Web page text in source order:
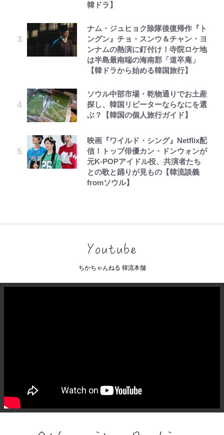
韓ドラ】
ナム・ジュヒョク除隊後復帰作『ト
ングン』チョ・スンウ＆チャン・ヨ
ンナムの熱演に釘付け！寺院ロケ地
は半島最南端の海南郡「道卒庵」
【韓ドラから始める韓国旅行】
ソウル中部市場・乾物通りでお土産
探し、韓国リピーターならなにを選
ぶ？【韓国の個人旅行ガイド】
映画『ワイルド・シング』Netflix配
信！トップ俳優カン・ドンウォンが
元K-POPアイドル役、共演者たち
との歌と踊りが見もの【韓流談義
fromソウル】
ちかちゃんねる 韓流本舗